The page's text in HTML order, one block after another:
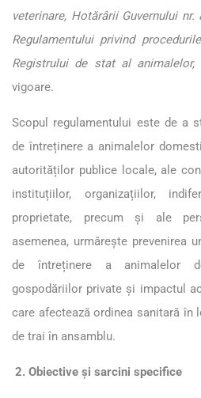
veterinare, Hotărârii Guvernului
Regulamentului privind
Registrului de stat al animalelor,
vigoare.
Scopul regulamentului este de a
de întreținere a animalelor
autorităților publice locale, ale
instituțiilor, organizațiilor,
proprietate, precum și ale
asemenea, urmărește prevenirea
de întreținere a animalelor
gospodăriilor private și impactul
care afectează ordinea sanitară
de trai în ansamblu.
2. Obiective și sarcini specifice